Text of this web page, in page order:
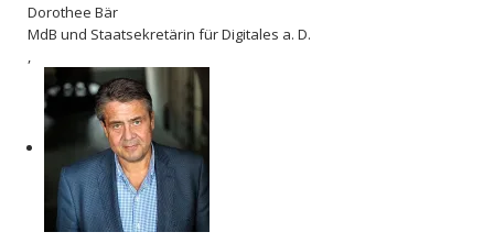
Dorothee Bär
MdB und Staatsekretärin für Digitales a. D.
,